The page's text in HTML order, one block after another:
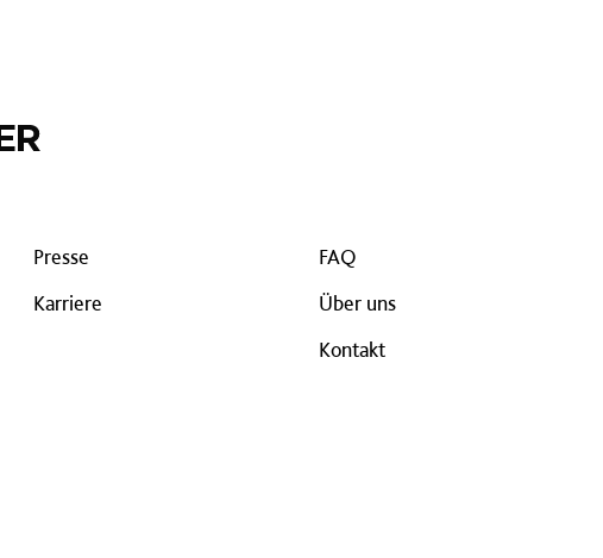
Presse
Karriere
FAQ
Über uns
Kontakt